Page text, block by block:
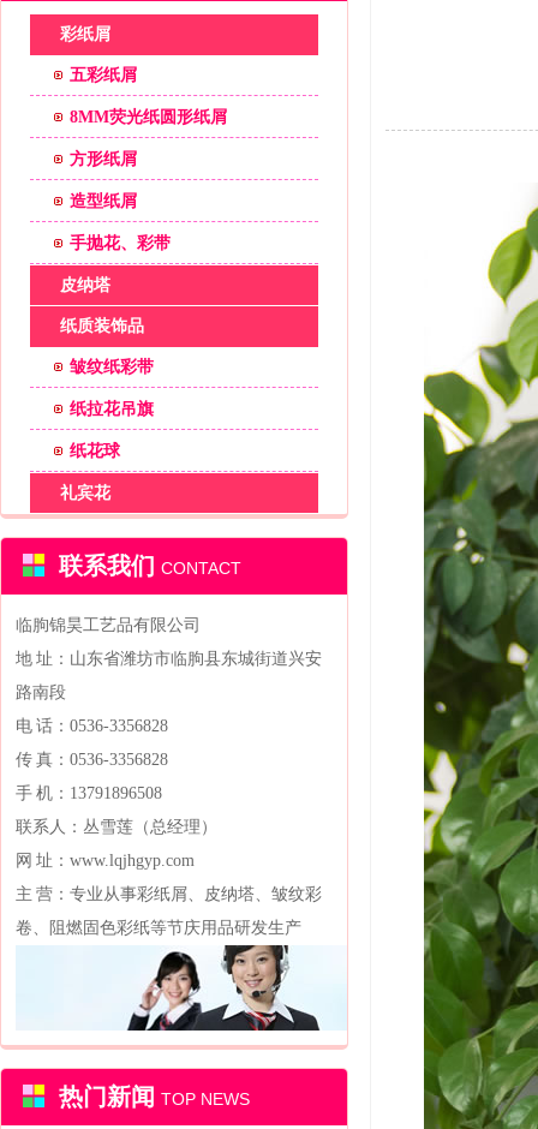
彩纸屑
五彩纸屑
8MM荧光纸圆形纸屑
方形纸屑
造型纸屑
手抛花、彩带
皮纳塔
纸质装饰品
皱纹纸彩带
纸拉花吊旗
纸花球
礼宾花
联系我们 CONTACT
临朐锦昊工艺品有限公司
地 址：山东省潍坊市临朐县东城街道兴安
路南段
电 话：0536-3356828
传 真：0536-3356828
手 机：13791896508
联系人：丛雪莲（总经理）
网 址：www.lqjhgyp.com
主 营：专业从事彩纸屑、皮纳塔、皱纹彩
卷、阻燃固色彩纸等节庆用品研发生产
热门新闻 TOP NEWS